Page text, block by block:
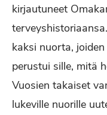
kirjautuneet
kaksi nuorta,
perustui sille, mitä
Vuosien takaiset
lukeville nuorille